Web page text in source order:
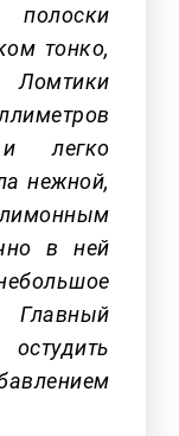
тонко,
легко
нежной,
в ней
Главный